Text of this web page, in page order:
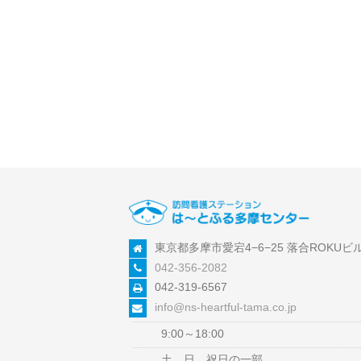
東京都多摩市愛宕4−6−25 落合ROKUビ
042-356-2082
042-319-6567
info@ns-heartful-tama.co.jp
9:00～18:00